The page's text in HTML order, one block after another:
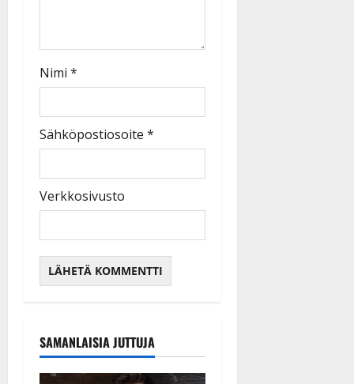
Nimi *
Sähköpostiosoite *
Verkkosivusto
SAMANLAISIA JUTTUJA